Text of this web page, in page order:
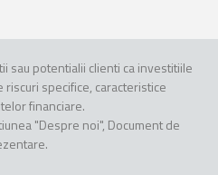
sau potentialii clienti ca investitiile
specifice, caracteristice
financiare.
"Despre noi", Document de